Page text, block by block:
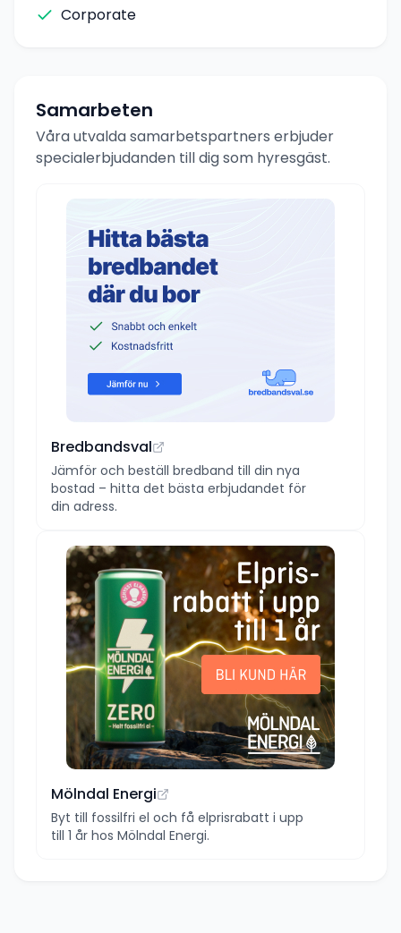
Corporate
Samarbeten
Våra utvalda samarbetspartners erbjuder
specialerbjudanden till dig som hyresgäst.
Bredbandsval
Jämför och beställ bredband till din nya
bostad – hitta det bästa erbjudandet för
din adress.
Mölndal Energi
Byt till fossilfri el och få elprisrabatt i upp
till 1 år hos Mölndal Energi.